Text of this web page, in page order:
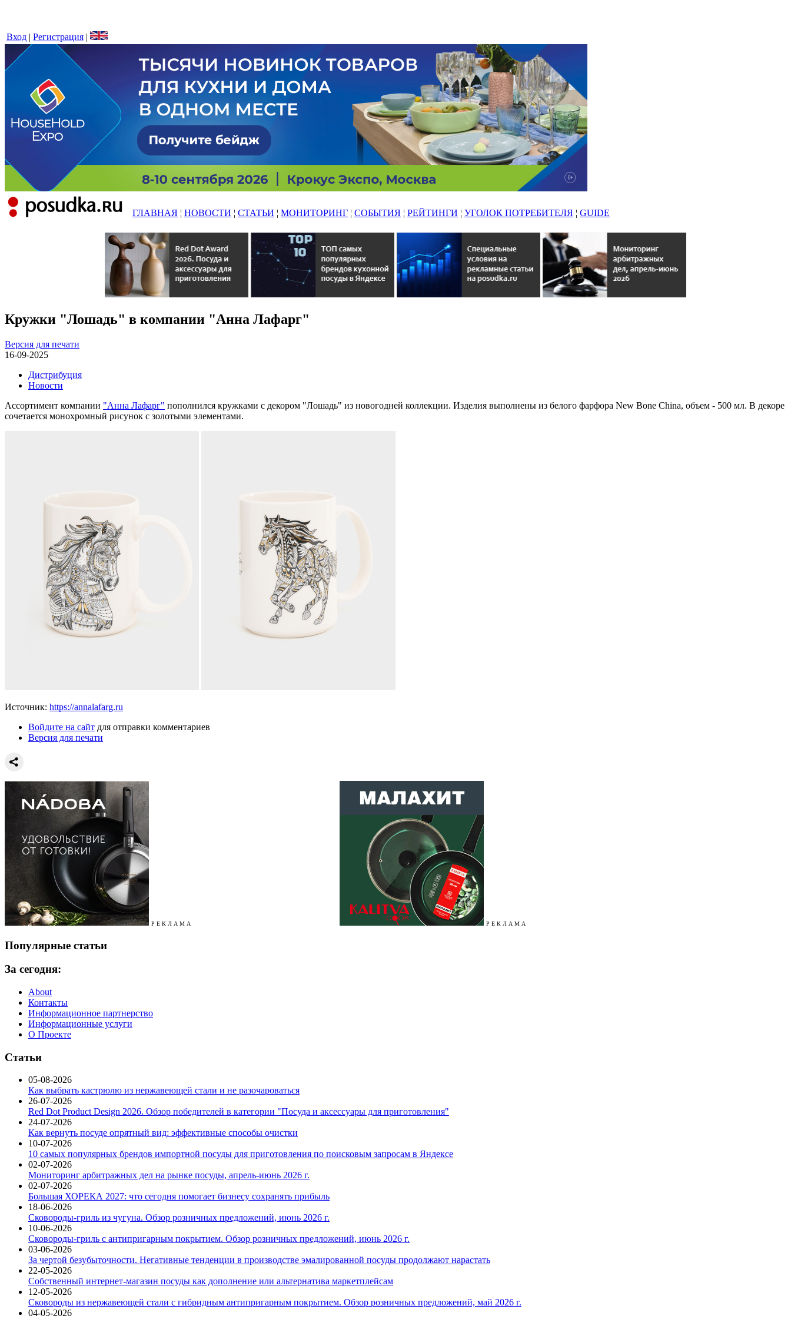
Вход | Регистрация |
ГЛАВНАЯ ¦ НОВОСТИ ¦ СТАТЬИ ¦ МОНИТОРИНГ ¦ СОБЫТИЯ ¦ РЕЙТИНГИ ¦ УГОЛОК ПОТРЕБИТЕЛЯ ¦ GUIDE
Кружки "Лошадь" в компании "Анна Лафарг"
Версия для печати
16-09-2025
Дистрибуция
Новости
Ассортимент компании "Анна Лафарг" пополнился кружками с декором "Лошадь" из новогодней коллекции. Изделия выполнены из белого фарфора New Bone China, объем - 500 мл. В декоре
сочетается монохромный рисунок с золотыми элементами.
Источник: https://annalafarg.ru
Войдите на сайт для отправки комментариев
Версия для печати
Р Е К Л А М А Р Е К Л А М А
Популярные статьи
За сегодня:
About
Контакты
Информационное партнерство
Информационные услуги
О Проекте
Статьи
05-08-2026
Как выбрать кастрюлю из нержавеющей стали и не разочароваться
26-07-2026
Red Dot Product Design 2026. Обзор победителей в категории "Посуда и аксессуары для приготовления"
24-07-2026
Как вернуть посуде опрятный вид: эффективные способы очистки
10-07-2026
10 самых популярных брендов импортной посуды для приготовления по поисковым запросам в Яндексе
02-07-2026
Мониторинг арбитражных дел на рынке посуды, апрель-июнь 2026 г.
02-07-2026
Большая ХОРЕКА 2027: что сегодня помогает бизнесу сохранять прибыль
18-06-2026
Сковороды-гриль из чугуна. Обзор розничных предложений, июнь 2026 г.
10-06-2026
Сковороды-гриль с антипригарным покрытием. Обзор розничных предложений, июнь 2026 г.
03-06-2026
За чертой безубыточности. Негативные тенденции в производстве эмалированной посуды продолжают нарастать
22-05-2026
Собственный интернет-магазин посуды как дополнение или альтернатива маркетплейсам
12-05-2026
Сковороды из нержавеющей стали с гибридным антипригарным покрытием. Обзор розничных предложений, май 2026 г.
04-05-2026